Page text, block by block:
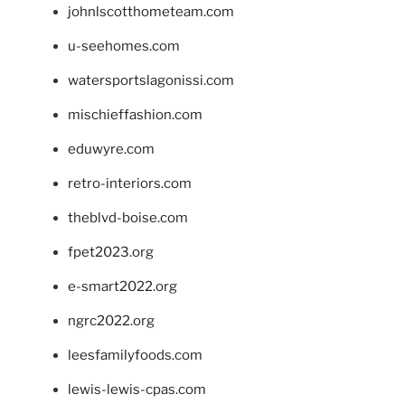
johnlscotthometeam.com
u-seehomes.com
watersportslagonissi.com
mischieffashion.com
eduwyre.com
retro-interiors.com
theblvd-boise.com
fpet2023.org
e-smart2022.org
ngrc2022.org
leesfamilyfoods.com
lewis-lewis-cpas.com